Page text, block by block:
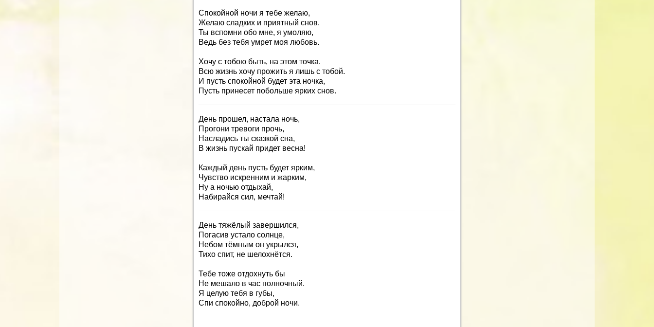
Спокойной ночи я тебе желаю,
Желаю сладких и приятный снов.
Ты вспомни обо мне, я умоляю,
Ведь без тебя умрет моя любовь.
Хочу с тобою быть, на этом точка.
Всю жизнь хочу прожить я лишь с тобой.
И пусть спокойной будет эта ночка,
Пусть принесет побольше ярких снов.
День прошел, настала ночь,
Прогони тревоги прочь,
Насладись ты сказкой сна,
В жизнь пускай придет весна!
Каждый день пусть будет ярким,
Чувство искренним и жарким,
Ну а ночью отдыхай,
Набирайся сил, мечтай!
День тяжёлый завершился,
Погасив устало солнце,
Небом тёмным он укрылся,
Тихо спит, не шелохнётся.
Тебе тоже отдохнуть бы
Не мешало в час полночный.
Я целую тебя в губы,
Спи спокойно, доброй ночи.